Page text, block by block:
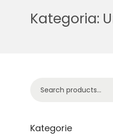
Kategoria:
Kategorie